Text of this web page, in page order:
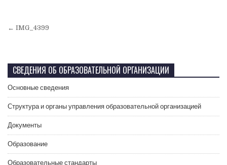
← IMG_4399
СВЕДЕНИЯ ОБ ОБРАЗОВАТЕЛЬНОЙ ОРГАНИЗАЦИИ
Основные сведения
Структура и органы управления образовательной организацией
Документы
Образование
Образовательные стандарты